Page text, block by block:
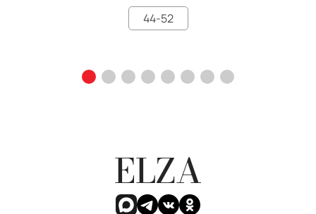
44-52
ELZA